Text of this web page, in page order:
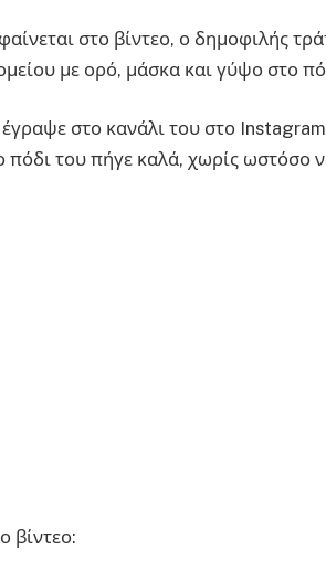
στο βίντεο, ο δημοφιλής
με ορό, μάσκα και γύψο στο
στο κανάλι του στο
πόδι του πήγε καλά, χωρίς ωστόσο
βίντεο: